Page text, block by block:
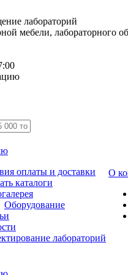
лабораторий
мебели, лабораторного
оплаты и доставки
каталоги
Оборудование
лабораторий
О